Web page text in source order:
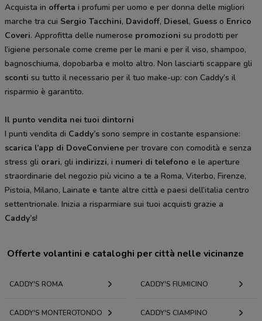
Acquista in offerta i profumi per uomo e per donna delle migliori
marche tra cui Sergio Tacchini, Davidoff, Diesel, Guess o Enrico
Coveri. Approfitta delle numerose promozioni su prodotti per
l’igiene personale come creme per le mani e per il viso, shampoo,
bagnoschiuma, dopobarba e molto altro. Non lasciarti scappare gli
sconti su tutto il necessario per il tuo make-up: con Caddy’s il
risparmio è garantito.
Il punto vendita nei tuoi dintorni
I punti vendita di Caddy’s sono sempre in costante espansione:
scarica l’app di DoveConviene per trovare con comodità e senza
stress gli orari, gli indirizzi, i numeri di telefono e le aperture
straordinarie del negozio più vicino a te a Roma, Viterbo, Firenze,
Pistoia, Milano, Lainate e tante altre città e paesi dell’italia centro
settentrionale. Inizia a risparmiare sui tuoi acquisti grazie a
Caddy’s!
Offerte volantini e cataloghi per città nelle vicinanze
CADDY'S ROMA CADDY'S FIUMICINO
CADDY'S MONTEROTONDO CADDY'S CIAMPINO